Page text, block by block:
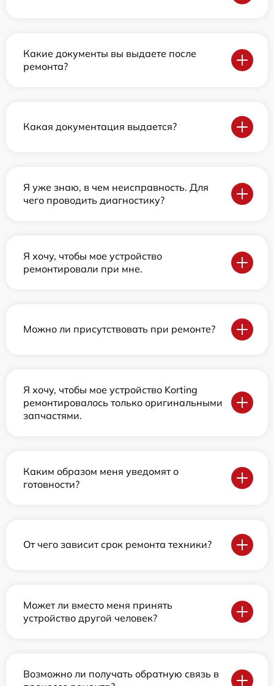
Какие документы вы выдаете после
ремонта?
Какая документация выдается?
Я уже знаю, в чем неисправность. Для
чего проводить диагностику?
Я хочу, чтобы мое устройство
ремонтировали при мне.
Можно ли присутствовать при ремонте?
Я хочу, чтобы мое устройство Korting
ремонтировалось только оригинальными
запчастями.
Каким образом меня уведомят о
готовности?
От чего зависит срок ремонта техники?
Может ли вместо меня принять
устройство другой человек?
Возможно ли получать обратную связь в